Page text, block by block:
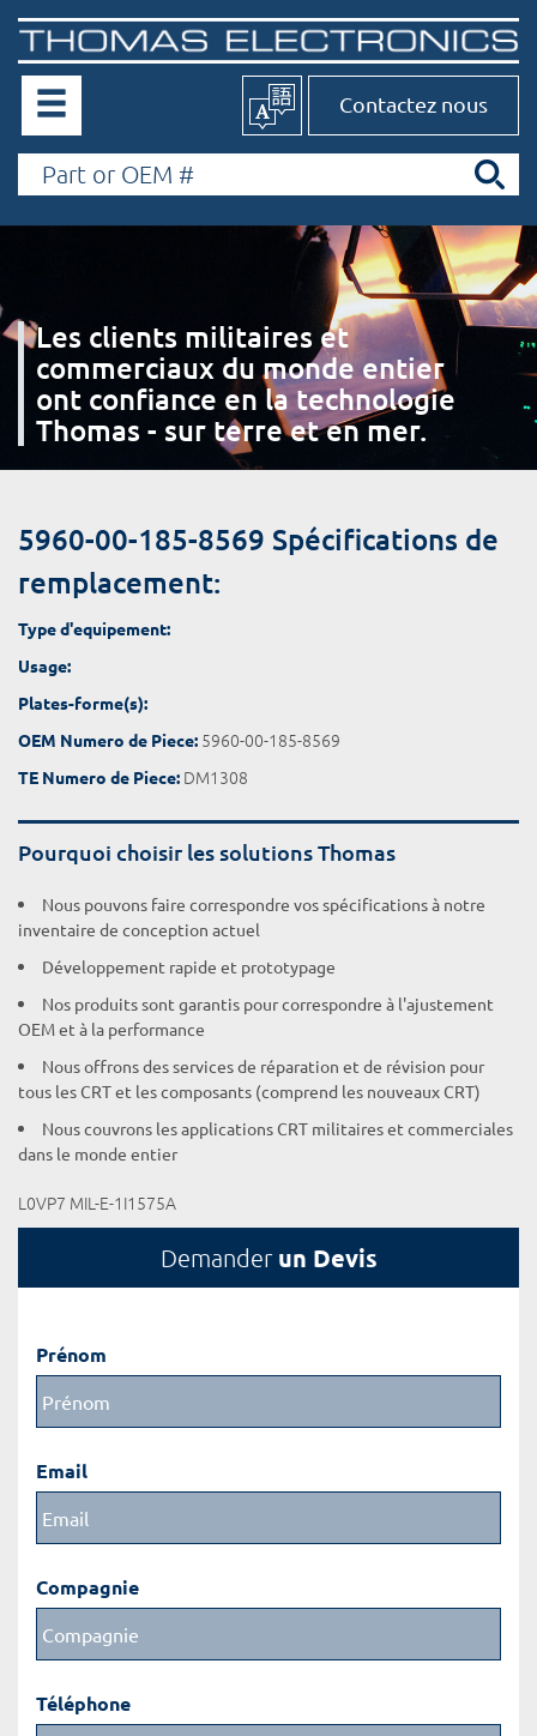
Contactez nous
Les clients militaires et
commerciaux du monde entier
ont confiance en la technologie
Thomas - sur terre et en mer.
5960-00-185-8569 Spécifications de
remplacement:
Type d'equipement:
Usage:
Plates-forme(s):
OEM Numero de Piece: 5960-00-185-8569
TE Numero de Piece: DM1308
Pourquoi choisir les solutions Thomas
Nous pouvons faire correspondre vos spécifications à notre
inventaire de conception actuel
Développement rapide et prototypage
Nos produits sont garantis pour correspondre à l'ajustement
OEM et à la performance
Nous offrons des services de réparation et de révision pour
tous les CRT et les composants (comprend les nouveaux CRT)
Nous couvrons les applications CRT militaires et commerciales
dans le monde entier
L0VP7 MIL-E-1I1575A
Demander un Devis
Prénom
Email
Compagnie
Téléphone